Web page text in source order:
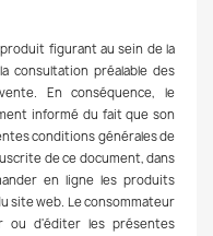
figurant au sein de la
consultation préalable des
En conséquence, le
informé du fait que son
conditions générales de
de ce document, dans
en ligne les produits
site web. Le consommateur
ou d'éditer les présentes